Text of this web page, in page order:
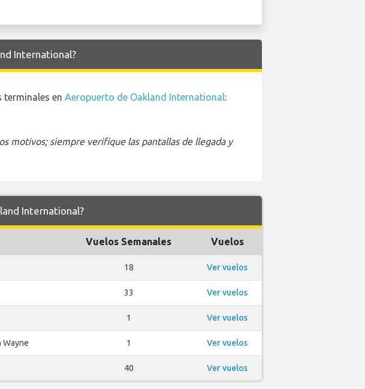
International?
terminales en Aeropuerto de Oakland International:
motivos; siempre verifique las pantallas de llegada y
International?
Vuelos Semanales Vuelos
18 Ver vuelos
33 Ver vuelos
1 Ver vuelos
Wayne 1 Ver vuelos
40 Ver vuelos